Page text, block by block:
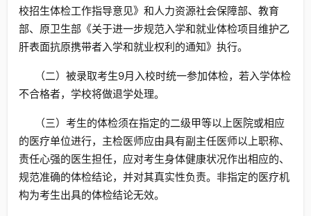
校招生体检工作指导意见》和人力资源社会保障部、教育
部、原卫生部《关于进一步规范入学和就业体检项目维护乙
肝表面抗原携带者入学和就业权利的通知》执行。
（二）被录取考生9月入校时统一参加体检，若入学体检
不合格者，学校将做退学处理。
（三）考生的体检须在指定的二级甲等以上医院或相应
的医疗单位进行，主检医师应由具有副主任医师以上职称、
责任心强的医生担任，应对考生身体健康状况作出相应的、
规范准确的体检结论，并对其真实性负责。非指定的医疗机
构为考生出具的体检结论无效。